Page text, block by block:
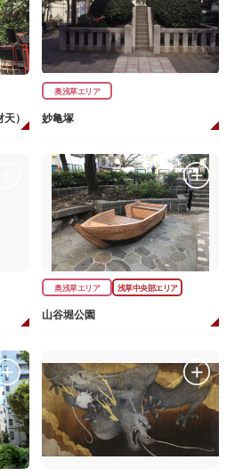
）
奥浅草エリア
妙亀塚
奥浅草エリア 浅草中央部エリア
山谷堀公園